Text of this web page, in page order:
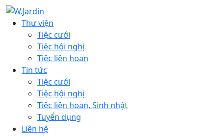
Thư viện
Tiệc cưới
Tiệc hội nghị
Tiệc liên hoan
Tin tức
Tiệc cưới
Tiệc hội nghị
Tiệc liên hoan, Sinh nhật
Tuyển dụng
Liên hệ